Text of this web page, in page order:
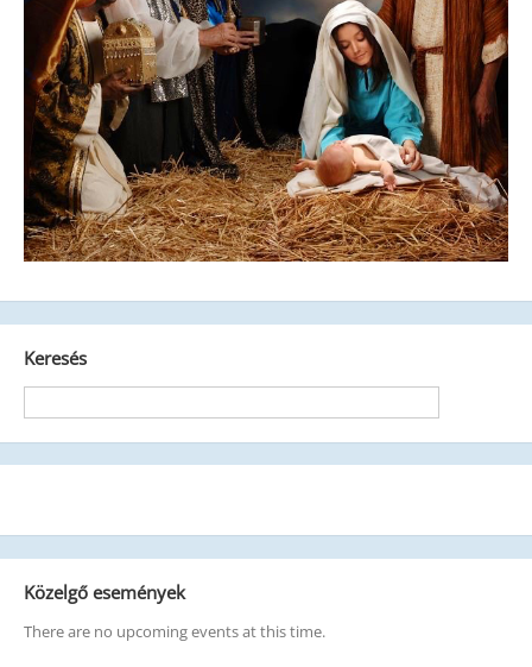
Keresés
Közelgő események
There are no upcoming events at this time.